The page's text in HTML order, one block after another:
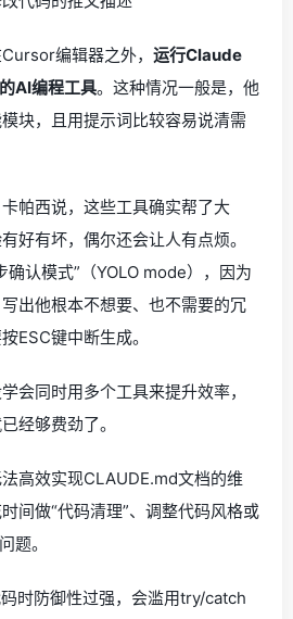
编辑器之外， 运行Claude
AI编程工具。这种情况一般是，他
块，且用提示词比较容易说清需
帕西说，这些工具确实帮了大
好有坏，偶尔还会让人有点烦。
确认模式”（YOLO mode），因为
出他根本不想要、也不需要的冗
ESC键中断生成。
会同时用多个工具来提升效率，
经够费劲了。
高效实现CLAUDE.md文档的维
间做“代码清理”、调整代码风格或
题。
时防御性过强，会滥用try/catch